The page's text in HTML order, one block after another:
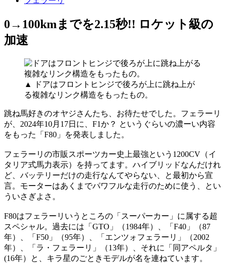
0→100kmまでを2.15秒!! ロケット級の
加速
▲ ドアはフロントヒンジで後ろが上に跳ね上が
る複雑なリンク構造をもったもの。
跳ね馬好きのオヤジさんたち、お待たせでした。フェラーリ
が、2024年10月17日に、F1か？ というぐらいの濃ーい内容
をもった「F80」を発表しました。
フェラーリの市販スポーツカー史上最強という1200CV（イ
タリア式馬力表示）を持ってます。ハイブリッドなんだけれ
ど、バッテリーだけの走行なんてやらない、と最初から宣
言。モーターはあくまでパワフルな走行のために使う、とい
ういさぎよさ。
F80はフェラーリいうところの「スーパーカー」に属する超
スペシャル。過去には「GTO」（1984年）、「F40」（87
年）、「F50」（95年）、「エンツォフェラーリ」（2002
年）、「ラ・フェラーリ」（13年）、それに「同アペルタ」
(16年）と、キラ星のごときモデルが名を連ねています。